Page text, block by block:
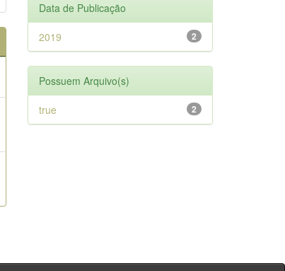
Data de Publicação
2
2019
Possuem Arquivo(s)
2
true